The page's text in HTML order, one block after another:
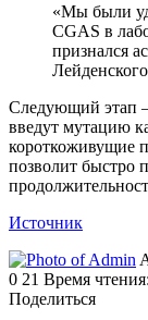
«Мы были
CGAS в
признался
Следующий этап
введут мутацию
короткоживущие
позволит быстро
Источник
0 21 Время
Поделиться